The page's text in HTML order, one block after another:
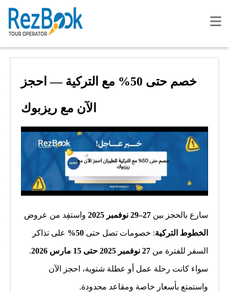
خصم حتى 50% مع التركية — احجز
الآن مع ريزبوك
سارع بالحجز بين 27–29 نوفمبر 2025 واستفِد من عروض
الخطوط التركية: خصومات تصل حتى 50% على تذاكر
السفر للفترة من 27 نوفمبر 2025 حتى 15 مارس 2026 .
سواء كانت رحلة عمل أو عطلة شتوية، احجز الآن
واستمتع بأسعار خاصة ومقاعد محدودة.